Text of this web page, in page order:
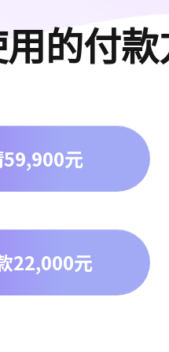
的付款
元
22,000元